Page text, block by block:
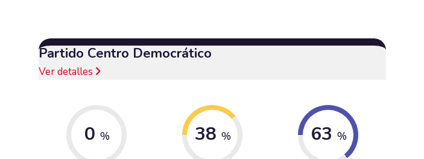
Partido Centro Democrático
Ver detalles
0 % 38 % 63 %